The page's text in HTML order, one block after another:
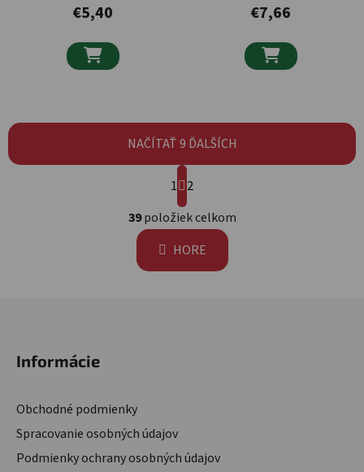
€5,40

€7,66

Ovládacie prvky výpisu
NAČÍTAŤ 9 ĎALŠÍCH
Stránkovanie
1
2
39položiek celkom
HORE
Informácie
Obchodné podmienky
Spracovanie osobných údajov
Podmienky ochrany osobných údajov